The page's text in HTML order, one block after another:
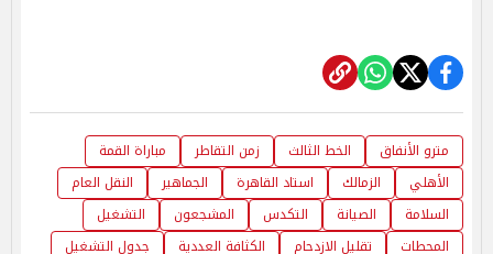
مترو الأنفاق الخط الثالث زمن التقاطر
مباراة القمة
الأهلي
الزمالك استاد القاهرة الجماهير
النقل العام
السلامة
الصيانة التكدس المشجعون
التشغيل
المحطات
تقليل الازدحام الكثافة العددية
جدول التشغيل